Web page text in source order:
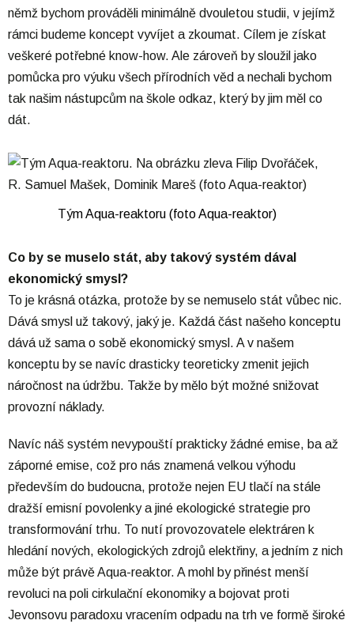
němž bychom prováděli minimálně dvouletou studii, v jejímž
rámci budeme koncept vyvíjet a zkoumat. Cílem je získat
veškeré potřebné know-how. Ale zároveň by sloužil jako
pomůcka pro výuku všech přírodních věd a nechali bychom
tak našim nástupcům na škole odkaz, který by jim měl co
dát.
Tým Aqua-reaktoru (foto Aqua-reaktor)
Co by se muselo stát, aby takový systém dával
ekonomický smysl?
To je krásná otázka, protože by se nemuselo stát vůbec nic.
Dává smysl už takový, jaký je. Každá část našeho konceptu
dává už sama o sobě ekonomický smysl. A v našem
konceptu by se navíc drasticky teoreticky zmenit jejich
náročnost na údržbu. Takže by mělo být možné snižovat
provozní náklady.
Navíc náš systém nevypouští prakticky žádné emise, ba až
záporné emise, což pro nás znamená velkou výhodu
především do budoucna, protože nejen EU tlačí na stále
dražší emisní povolenky a jiné ekologické strategie pro
transformování trhu. To nutí provozovatele elektráren k
hledání nových, ekologických zdrojů elektřiny, a jedním z nich
může být právě Aqua-reaktor. A mohl by přinést menší
revoluci na poli cirkulační ekonomiky a bojovat proti
Jevonsovu paradoxu vracením odpadu na trh ve formě široké